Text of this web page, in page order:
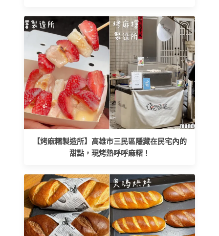
【烤麻糬製造所】高雄市三民區隱藏在民宅內的
甜點，現烤熱呼呼麻糬！